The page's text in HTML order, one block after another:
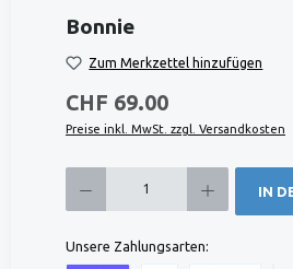
Bonnie
Zum Merkzettel hinzufügen
CHF 69.00
Preise inkl. MwSt. zzgl. Versandkosten
IN
Unsere Zahlungsarten: